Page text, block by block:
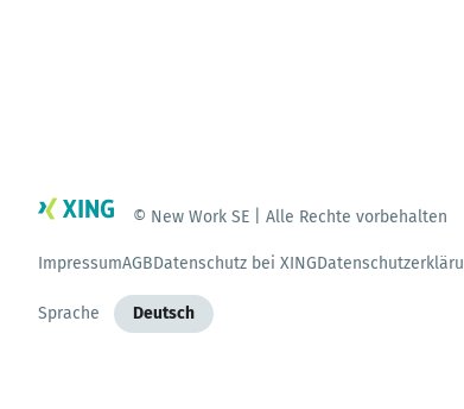
© New Work SE | Alle Rechte vorbehalten
ImpressumAGBDatenschutz bei XING
Sprache Deutsch